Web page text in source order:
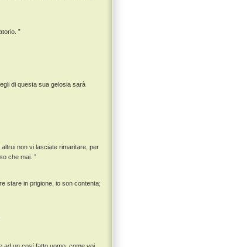
”
di questa sua gelosia sarà
non vi lasciate rimaritare, per
che mai. ”
stare in prigione, io son contenta;